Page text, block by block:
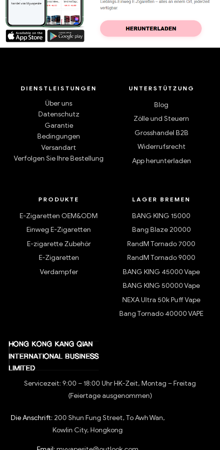
DIENSTLEISTUNGEN
Über uns
Datenschutz
Garantie
Bedingungen
Versandart
Verfolgen Sie Ihre Bestellung
UNTERSTÜTZUNG
Blog
Zölle und Steuern
Grosshandel B2B
Widerrufsrecht
App herunterladen
PRODUKTE
E-Zigaretten OEM&ODM
Einweg E-Zigaretten
E-zigarette Zubehör
E-Zigaretten
Verdampfer
LAGER BREMEN
BANG KING 15000
Bang Blaze 20000
RandM Tornado 7000
RandM Tornado 9000
BANG KING 45000 Vape
BANG KING 50000 Vape
NEXA Ultra 50k Puff Vape
Bang Tornado 40000 VAPE
Servicezeit: 9:00 – 18:00 Uhr HK-Zeit, Montag – Freitag
(Feiertage ausgenommen)
Die Anschrift: 200 Shun Fung Street, To Awh Wan,
Kowlin City, Hongkong